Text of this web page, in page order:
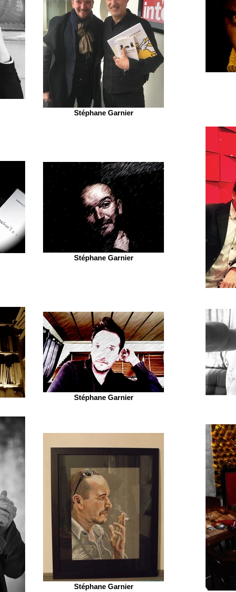
Stéphane Garnier
Stéphane Garnier
Stéphane Garnier
Stéphane Garnier